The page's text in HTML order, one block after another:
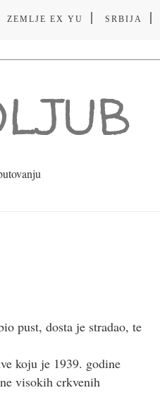
ZEMLJE EX YU SRBIJA
pust, dosta je stradao, te
koju je 1939. godine
visokih crkvenih